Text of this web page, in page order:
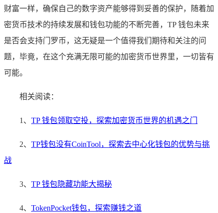
财富一样，确保自己的数字资产能够得到妥善的保护，随着加
密货币技术的持续发展和钱包功能的不断完善，TP 钱包未来
是否会支持门罗币，这无疑是一个值得我们期待和关注的问
题，毕竟，在这个充满无限可能的加密货币世界里，一切皆有
可能。
相关阅读：
1、 TP 钱包领取空投，探索加密货币世界的机遇之门
2、 TP钱包没有CoinTool，探索去中心化钱包的优势与挑
战
3、 TP 钱包隐藏功能大揭秘
4、 TokenPocket钱包，探索赚钱之道